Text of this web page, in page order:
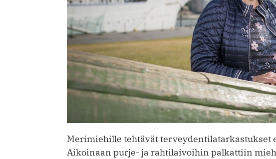
Merimiehille tehtävät terveydentilatarkastukset
Aikoinaan purje- ja rahtilaivoihin palkattiin